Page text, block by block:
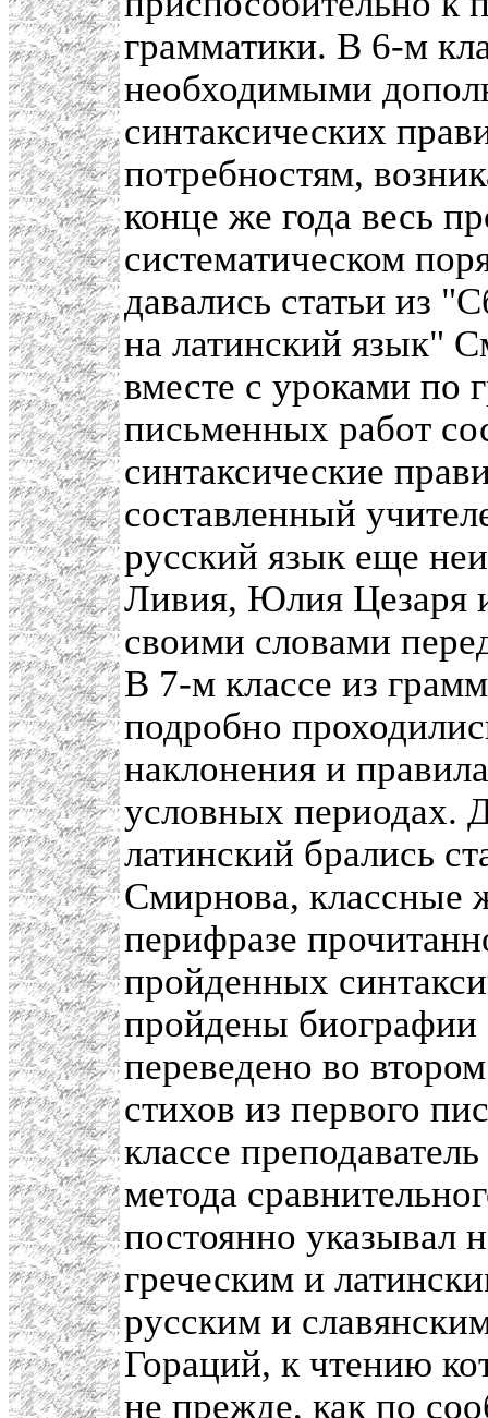
грамматики. В 6-м
необходимыми
синтаксических
потребностям,
конце же года весь
систематическом
давались статьи из
на латинский язык"
вместе с уроками по
письменных работ
синтаксические
составленный
русский язык еще
Ливия, Юлия Цезаря
своими словами
В 7-м классе из
подробно
наклонения и
условных периодах.
латинский брались
Смирнова, классные
перифразе
пройденных
пройдены
переведено во
стихов из первого
классе
метода
постоянно указывал
греческим и
русским и
Гораций, к чтению
не прежде, как по